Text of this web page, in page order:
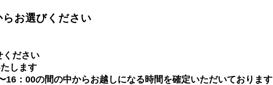
らお選びください
ください
します
：00の間の中からお越しになる時間を確定いただいております